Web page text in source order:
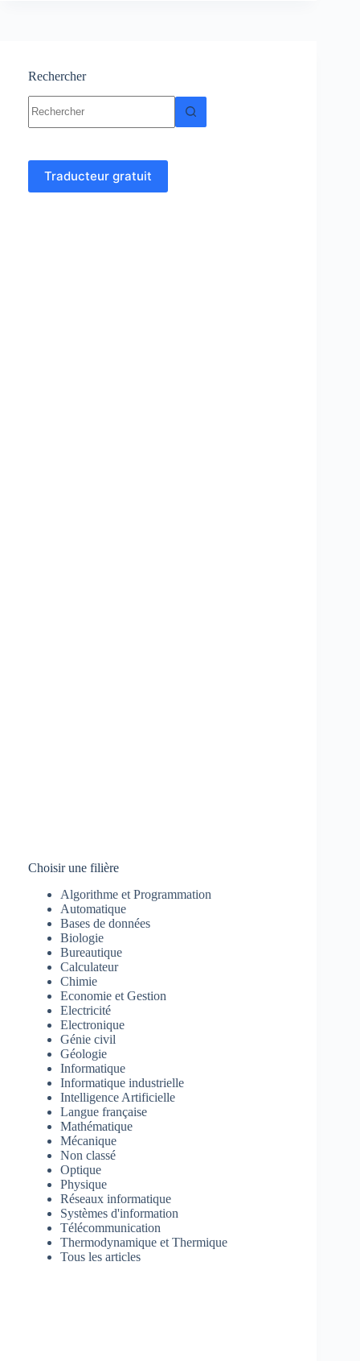
Rechercher
résultat
Traducteur gratuit
Choisir une filière
Algorithme et Programmation
Automatique
Bases de données
Biologie
Bureautique
Calculateur
Chimie
Economie et Gestion
Electricité
Electronique
Génie civil
Géologie
Informatique
Informatique industrielle
Intelligence Artificielle
Langue française
Mathématique
Mécanique
Non classé
Optique
Physique
Réseaux informatique
Systèmes d'information
Télécommunication
Thermodynamique et Thermique
Tous les articles